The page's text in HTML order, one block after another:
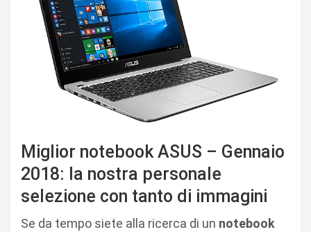
Miglior notebook ASUS – Gennaio
2018: la nostra personale
selezione con tanto di immagini
Se da tempo siete alla ricerca di un notebook